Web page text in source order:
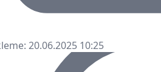
20.06.2025 10:25